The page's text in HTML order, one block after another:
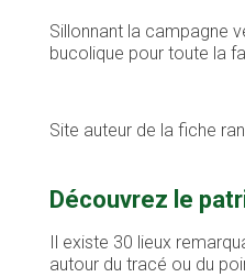
Sillonnant la campagne
bucolique pour toute la
Site auteur de la fiche
Découvrez le
Il existe 30 lieux
autour du tracé ou du